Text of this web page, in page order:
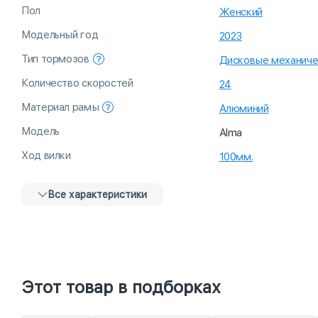
Пол
Женский
Модельный год
2023
Тип тормозов
Дисковые
Количество скоростей
24
Материал рамы
Алюминий
Модель
Alma
Ход вилки
100мм.
Все характеристики
Этот товар в подборках